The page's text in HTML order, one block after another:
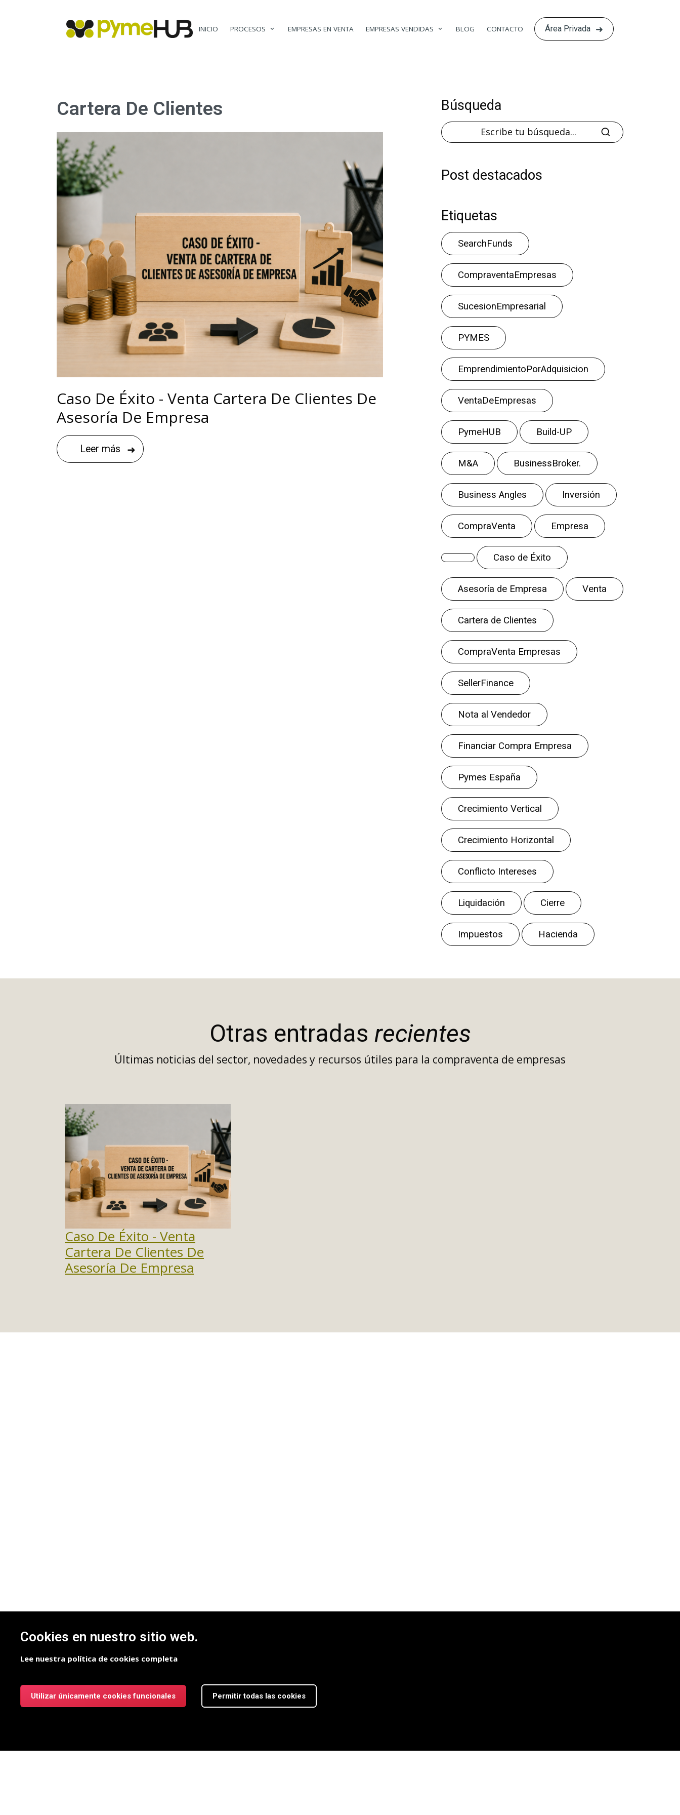
INICIO PROCESOS EMPRESAS EN VENTA EMPRESAS VENDIDAS BLOG CONTACTO Área Privada
Cartera De Clientes
Caso De Éxito - Venta Cartera De Clientes De
Asesoría De Empresa
Leer más
Búsqueda
Post destacados
Etiquetas
SearchFunds
CompraventaEmpresas
SucesionEmpresarial
PYMES
EmprendimientoPorAdquisicion
VentaDeEmpresas
PymeHUB Build-UP
M&A BusinessBroker.
Business Angles Inversión
CompraVenta Empresa
Caso de Éxito
Asesoría de Empresa Venta
Cartera de Clientes
CompraVenta Empresas
SellerFinance
Nota al Vendedor
Financiar Compra Empresa
Pymes España
Crecimiento Vertical
Crecimiento Horizontal
Conflicto Intereses
Liquidación Cierre
Impuestos Hacienda
Otras entradas recientes
Últimas noticias del sector, novedades y recursos útiles para la compraventa de empresas
Caso De Éxito - Venta
Cartera De Clientes De
Asesoría De Empresa
Cookies en nuestro sitio web.
Lee nuestra política de cookies completa
Utilizar únicamente cookies funcionales Permitir todas las cookies